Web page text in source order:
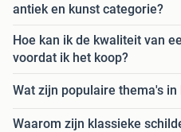
antiek en kunst categorie?
Hoe kan ik de kwaliteit van
voordat ik het koop?
Wat zijn populaire thema's
Waarom zijn klassieke